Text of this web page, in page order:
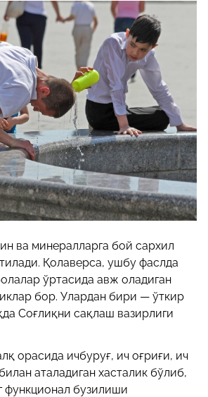
ва минералларга бой сархил
Қолаверса, ушбу фаслда
ўртасида авж оладиган
бор. Улардан бири — ўткир
Соғлиқни сақлаш вазирлиги
орасида ичбуруғ, ич оғриғи, ич
аталадиган хасталик бўлиб,
функционал бузилиши